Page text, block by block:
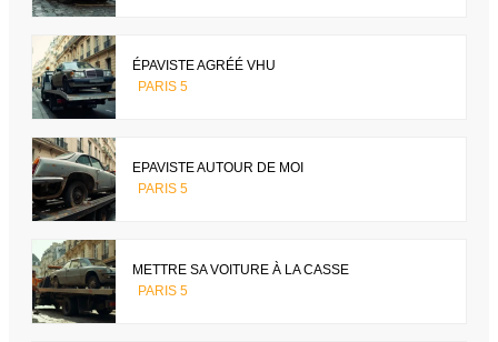
ÉPAVISTE AGRÉÉ VHU
PARIS 5
EPAVISTE AUTOUR DE MOI
PARIS 5
METTRE SA VOITURE À LA CASSE
PARIS 5